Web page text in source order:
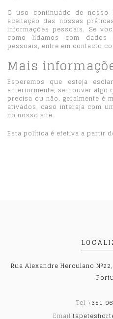
O uso continuado de nosso
aceitação das nossas
informações pessoais. Se
como lidamos com
pessoais, entre em contacto
Mais
Esperemos que esteja
anteriormente, se houver algo
precisa ou não, geralmente é
ativados, caso interaja com
no nosso site.
Esta política é efetiva a partir
Rua Alexandre Herculano
Tel +351
Email